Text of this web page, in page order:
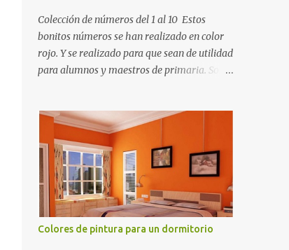
Colección de números del 1 al 10 Estos
bonitos números se han realizado en color
rojo. Y se realizado para que sean de utilidad
para alumnos y maestros de primaria. Son
de recortar y se pueden utilizar en variedad
de cosas como ser recortes para tareas
escolares, para hacer juegos infantiles
matemáticos, para decorar los cumpleaños
de los niños, entre otras cosas.
Colores de pintura para un dormitorio